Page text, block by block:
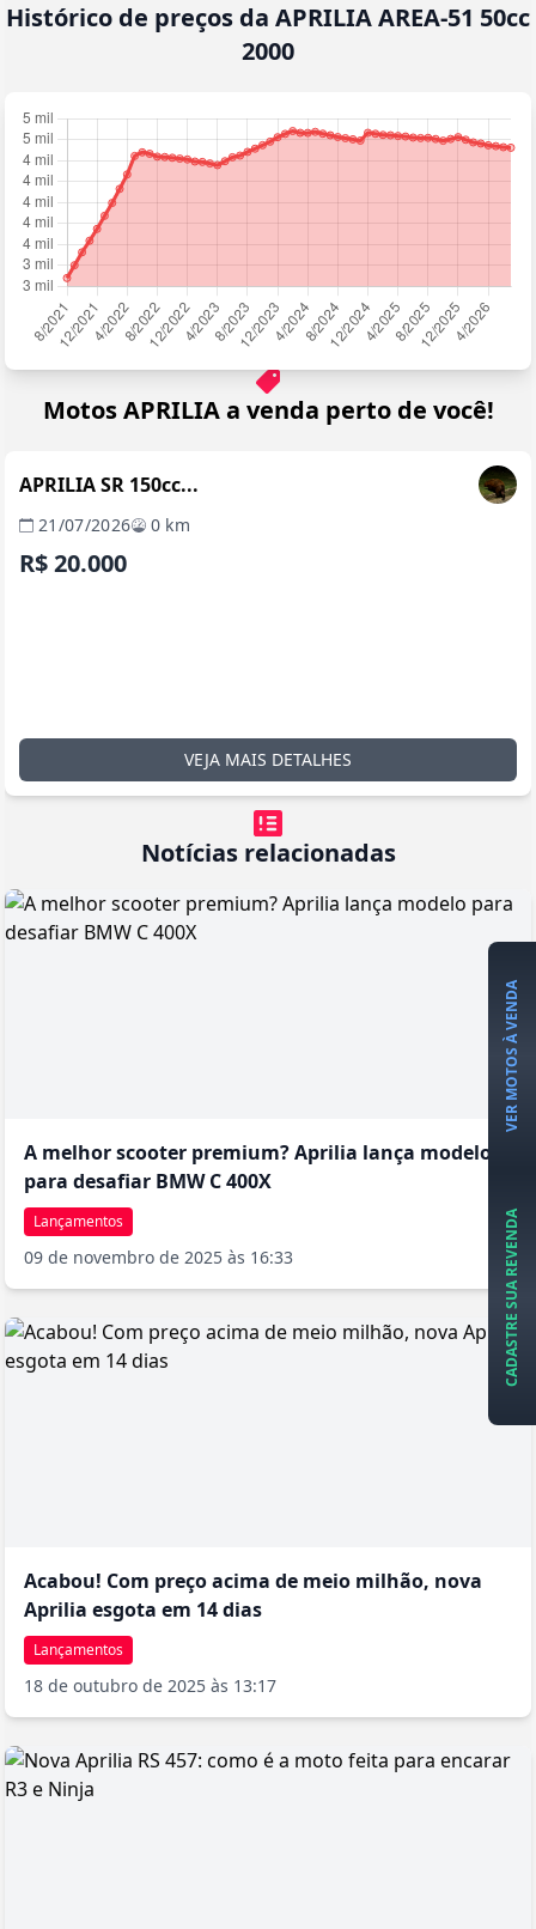
Histórico de preços da APRILIA AREA-51 50cc
2000
Motos APRILIA a venda perto de você!
Foto em preparação
REVENDA VERIFICADA
APRILIA SR 150cc...
21/07/2026 0 km
R$ 20.000
VEJA MAIS DETALHES
Notícias relacionadas
A melhor scooter premium? Aprilia lança modelo
para desafiar BMW C 400X
Lançamentos
09 de novembro de 2025 às 16:33
Acabou! Com preço acima de meio milhão, nova
Aprilia esgota em 14 dias
Lançamentos
18 de outubro de 2025 às 13:17
VER MOTOS À VENDA
CADASTRE SUA REVENDA